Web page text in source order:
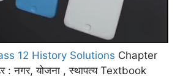
12 History Solutions Chapter
: नगर, योजना , स्थापत्य Textbook